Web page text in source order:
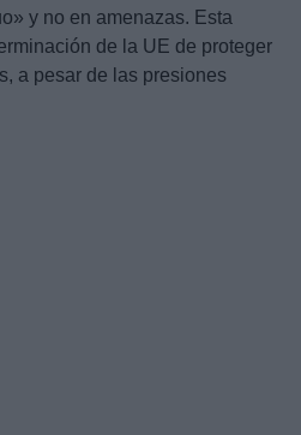
y no en amenazas. Esta
de la UE de proteger
a pesar de las presiones